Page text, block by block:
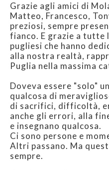
Grazie agli amici di
Matteo, Francesco,
preziosi, sempre
fianco. E grazie a
pugliesi che hanno
alla nostra realtà,
Puglia nella massima
Doveva essere "solo"
qualcosa di
di sacrifici, difficoltà,
anche gli errori, alla
e insegnano qualcosa.
Ci sono persone e
Altri passano. Ma
sempre.